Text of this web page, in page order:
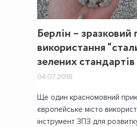
Берлін –
використання
зелених стандартів
04.07.2018
Ще один красномовний
європейське місто
інструмент ЗПЗ для